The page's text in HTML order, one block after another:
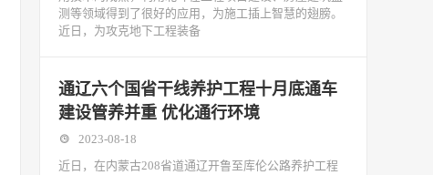
测等领域得到了很好的应用，为施工插上智慧的翅膀。
近日，为攻克地下工程装备
通辽六个国省干线养护工程十月底通车
建设管养并重 优化通行环境
2023-08-18
近日，在内蒙古208省道通辽开鲁至库伦公路养护工程